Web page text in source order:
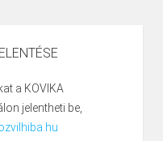
a KOVIKA
jelentheti be,